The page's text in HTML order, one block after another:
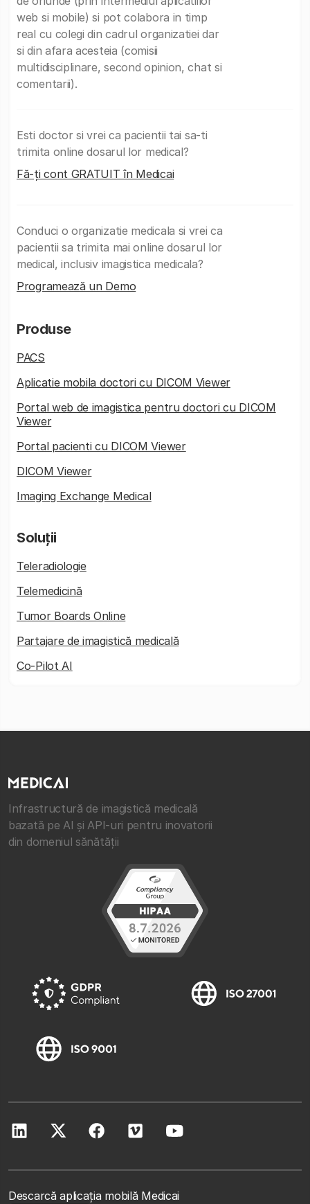
web si mobile) si pot colabora in timp
real cu colegi din cadrul organizatiei dar
si din afara acesteia (comisii
multidisciplinare, second opinion, chat si
comentarii).
Esti doctor si vrei ca pacientii tai sa-ti
trimita online dosarul lor medical?
Fă-ți cont GRATUIT în Medicai
Conduci o organizatie medicala si vrei ca
pacientii sa trimita mai online dosarul lor
medical, inclusiv imagistica medicala?
Programează un Demo
Produse
PACS
Aplicatie mobila doctori cu DICOM Viewer
Portal web de imagistica pentru doctori cu DICOM
Viewer
Portal pacienti cu DICOM Viewer
DICOM Viewer
Imaging Exchange Medical
Soluții
Teleradiologie
Telemedicină
Tumor Boards Online
Partajare de imagistică medicală
Co-Pilot AI
Infrastructură de imagistică medicală
bazată pe AI și API-uri pentru inovatorii
din domeniul sănătății
Descarcă aplicația mobilă Medicai